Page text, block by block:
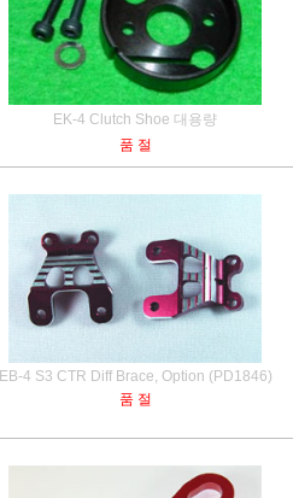
EK-4 Clutch Shoe 대용량
품 절
EB-4 S3 CTR Diff Brace, Option (PD1846)
품 절